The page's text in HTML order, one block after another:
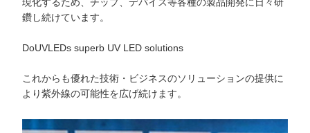
鑽し続けています。
DoUVLEDs superb UV LED solutions
これからも優れた技術・ビジネスのソリューションの提供に
より紫外線の可能性を広げ続けます。